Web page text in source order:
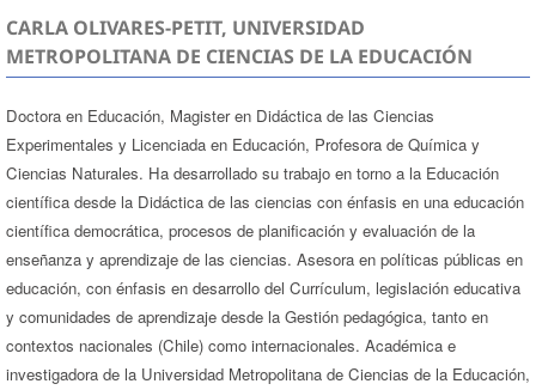
CARLA OLIVARES-PETIT, UNIVERSIDAD
METROPOLITANA DE CIENCIAS DE LA EDUCACIÓN
Doctora en Educación, Magister en Didáctica de las Ciencias
Experimentales y Licenciada en Educación, Profesora de Química y
Ciencias Naturales. Ha desarrollado su trabajo en torno a la Educación
científica desde la Didáctica de las ciencias con énfasis en una educación
científica democrática, procesos de planificación y evaluación de la
enseñanza y aprendizaje de las ciencias. Asesora en políticas públicas en
educación, con énfasis en desarrollo del Currículum, legislación educativa
y comunidades de aprendizaje desde la Gestión pedagógica, tanto en
contextos nacionales (Chile) como internacionales. Académica e
investigadora de la Universidad Metropolitana de Ciencias de la Educación,